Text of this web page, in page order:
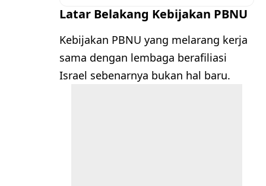
Latar Belakang Kebijakan PBNU
Kebijakan PBNU yang melarang kerja
sama dengan lembaga berafiliasi
Israel sebenarnya bukan hal baru.